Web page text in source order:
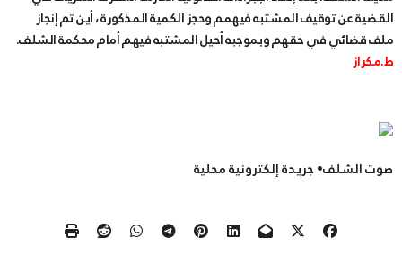
القضية عن توقيف المشتبه فيهمم وحجز الكمية المذكورة ، أين تم إنجاز
ملف قضائي في حقهم وبموجبه أحيل المشتبه فيهم أمام محكمة الشلف.
ط.مكراز
صوت الشلف• جريدة إلكترونية محلية